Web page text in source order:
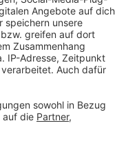
- Sonntags